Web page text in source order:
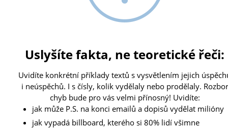
Uslyšíte fakta, ne teoretické řeči:
Uvidíte konkrétní příklady textů s vysvětlením jejich
i neúspěchů. I s čísly, kolik vydělaly nebo prodělaly. Rozbor
chyb bude pro vás velmi přínosný! Uvidíte:
jak může P.S. na konci emailů a dopisů vydělat milióny
jak vypadá billboard, kterého si 80% lidí všimne